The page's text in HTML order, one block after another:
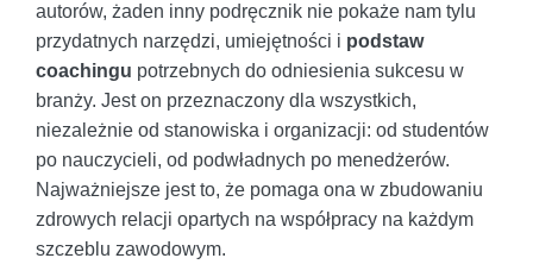
autorów, żaden inny podręcznik nie pokaże nam tylu
przydatnych narzędzi, umiejętności i podstaw
coachingu potrzebnych do odniesienia sukcesu w
branży. Jest on przeznaczony dla wszystkich,
niezależnie od stanowiska i organizacji: od studentów
po nauczycieli, od podwładnych po menedżerów.
Najważniejsze jest to, że pomaga ona w zbudowaniu
zdrowych relacji opartych na współpracy na każdym
szczeblu zawodowym.